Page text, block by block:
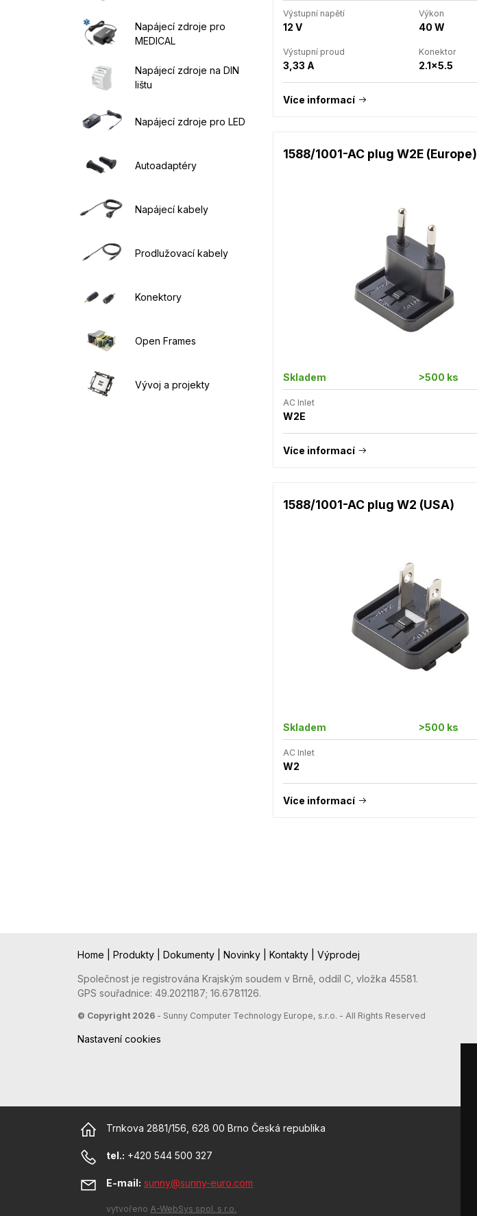
Napájecí zdroje pro
MEDICAL
Napájecí zdroje na DIN
lištu
Napájecí zdroje pro LED
Autoadaptéry
Napájecí kabely
Prodlužovací kabely
Konektory
Open Frames
Vývoj a projekty
Výstupní napětí
12 V
Výkon
40 W
Výstupní proud
3,33 A
Konektor
2.1x5.5
Více informací
1588/1001-AC plug W2E (Europe)
Skladem >500 ks
AC Inlet
W2E
Více informací
1588/1001-AC plug W2 (USA)
Skladem >500 ks
AC Inlet
W2
Více informací
Home Produkty Dokumenty Novinky Kontakty Výprodej
Společnost je registrována Krajským soudem v Brně, oddíl C, vložka 45581.
GPS souřadnice: 49.2021187; 16.6781126.
© Copyright 2026- Sunny Computer Technology Europe, s.r.o. - All Rights Reserved
Nastavení cookies
Trnkova 2881/156, 628 00 Brno Česká republika
tel.: +420 544 500 327
E-mail: sunny@sunny-euro.com
vytvořenoA-WebSys spol. s r.o.